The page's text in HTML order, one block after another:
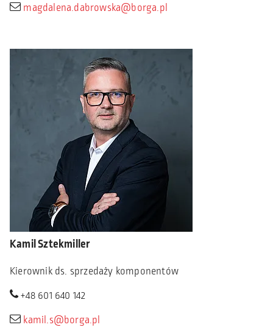
magdalena.dabrowska@borga.pl
Kamil Sztekmiller
Kierownik ds. sprzedaży komponentów
+48 601 640 142
kamil.s@borga.pl